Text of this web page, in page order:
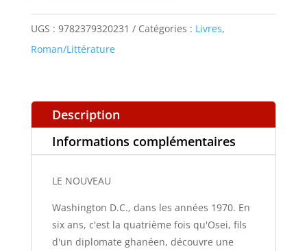
UGS : 9782379320231 Catégories : Livres,
Roman/Littérature
Description
Informations complémentaires
LE NOUVEAU
Washington D.C., dans les années 1970. En
six ans, c'est la quatrième fois qu'Osei, fils
d'un diplomate ghanéen, découvre une